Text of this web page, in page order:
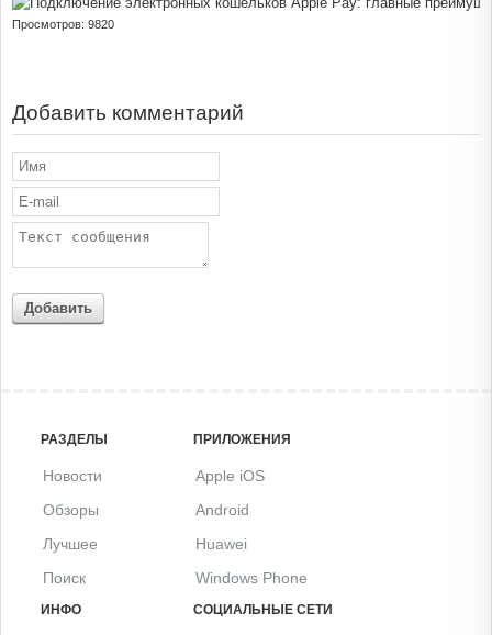
Просмотров: 9820
Добавить комментарий
Добавить
РАЗДЕЛЫ
Новости
Обзоры
Лучшее
Поиск
ПРИЛОЖЕНИЯ
Apple iOS
Android
Huawei
Windows Phone
ИНФО СОЦИАЛЬНЫЕ СЕТИ